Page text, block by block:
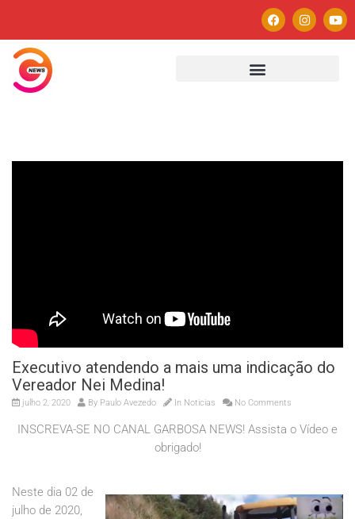
Executivo atendendo a mais uma indicação do
Vereador Nei Medina!
julho 2, 2020 By Paulo Avezedo In Noticias No Comments
INSCREVA-SE NO CANAL GARBOSA NEWS! Assista o Vídeo e
obrigado!
Neste dia 02 de
julho de 2020,